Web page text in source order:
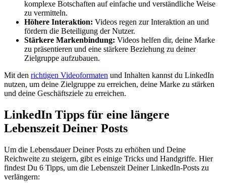
komplexe Botschaften auf einfache und verständliche Weise
zu vermitteln.
Höhere Interaktion: Videos regen zur Interaktion an und
fördern die Beteiligung der Nutzer.
Stärkere Markenbindung: Videos helfen dir, deine Marke
zu präsentieren und eine stärkere Beziehung zu deiner
Zielgruppe aufzubauen.
Mit den richtigen Videoformaten und Inhalten kannst du LinkedIn
nutzen, um deine Zielgruppe zu erreichen, deine Marke zu stärken
und deine Geschäftsziele zu erreichen.
LinkedIn Tipps für eine längere
Lebenszeit Deiner Posts
Um die Lebensdauer Deiner Posts zu erhöhen und Deine
Reichweite zu steigern, gibt es einige Tricks und Handgriffe. Hier
findest Du 6 Tipps, um die Lebenszeit Deiner LinkedIn-Posts zu
verlängern: